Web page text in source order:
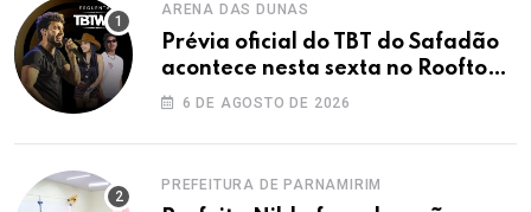
ARENA DAS DUNAS
Prévia oficial do TBT do Safadão
acontece nesta sexta no Rooftop
Dunas
6 DE AGOSTO DE 2026
PREFEITURA DE PARNAMIRIM